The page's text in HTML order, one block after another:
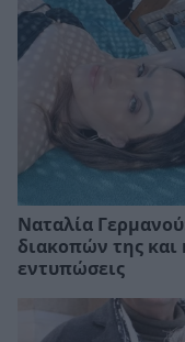
Ναταλία
διακοπών της και
εντυπώσεις